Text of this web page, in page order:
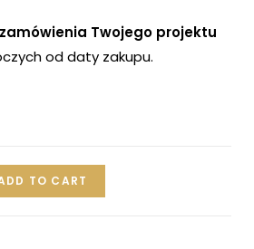
Twojego projektu
od daty zakupu.
TO CART